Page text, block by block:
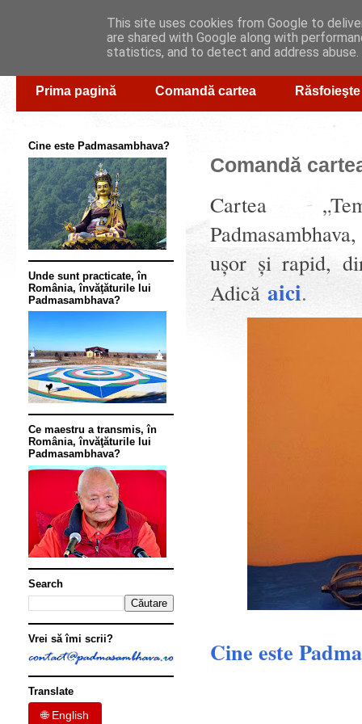
Prima pagină Comandă cartea
Comandă
Cartea „
uşor şi rapid,
Adicăaici.
Cine este
Cine este Padmasambhava?
Unde sunt practicate, în
România, învăţăturile lui
Padmasambhava?
Ce maestru a transmis, în
România, învăţăturile lui
Padmasambhava?
Search
Vrei să îmi scrii?
Translate
🌐 English
This site uses cookies from Google to
are shared with Google along with
statistics, and to detect and address abuse.